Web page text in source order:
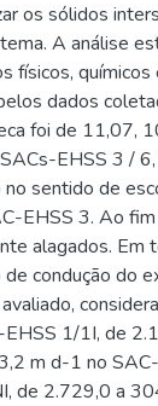
os sólidos
A análise
físicos,
dados
foi de 11,07,
EHSS 3 /
sentido de
EHSS 3. Ao
alagados. Em
condução do
1/1I, de
m d-1 no
de 2.729,0 a